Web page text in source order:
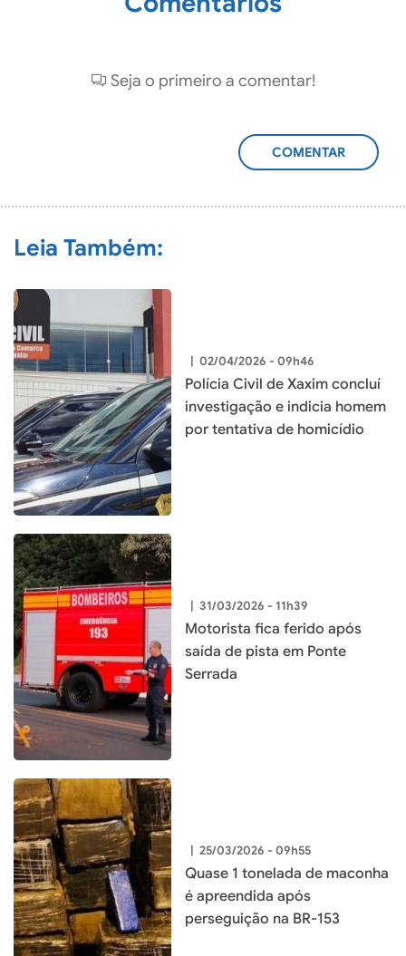
Seja o primeiro a comentar!
ADICIONAR
Leia Também:
| 02/04/2026 - 09h46
Polícia Civil de Xaxim concluí
investigação e indicia homem
por tentativa de homicídio
| 31/03/2026 - 11h39
Motorista fica ferido após
saída de pista em Ponte
Serrada
| 25/03/2026 - 09h55
Quase 1 tonelada de maconha
é apreendida após
perseguição na BR-153